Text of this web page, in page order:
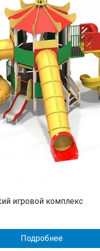
игровой комплекс
Подробнее